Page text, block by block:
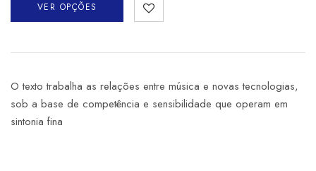
VER OPÇÕES
O texto trabalha as relações entre música e novas tecnologias,
sob a base de competência e sensibilidade que operam em
sintonia fina